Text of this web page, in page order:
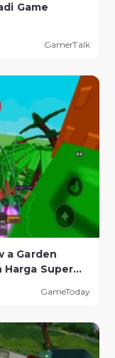
Game
GamerTalk
a Garden
Harga Super
GameToday